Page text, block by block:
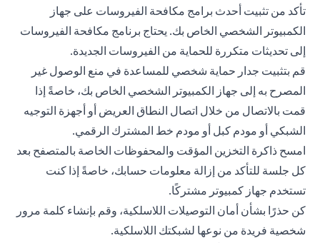
تأكد من تثبيت أحدث برامج مكافحة الفيروسات على جهاز
الكمبيوتر الشخصي الخاص بك. يحتاج برنامج مكافحة الفيروسات
إلى تحديثات متكررة للحماية من الفيروسات الجديدة.
قم بتثبيت جدار حماية شخصي للمساعدة في منع الوصول غير
المصرح به إلى جهاز الكمبيوتر الشخصي الخاص بك، خاصةً إذا
قمت بالاتصال من خلال اتصال النطاق العريض أو أجهزة التوجيه
الشبكي أو مودم كبل أو مودم خط المشترك الرقمي.
امسح ذاكرة التخزين المؤقت والمحفوظات الخاصة بالمتصفح بعد
كل جلسة للتأكد من إزالة معلومات حسابك، خاصةً إذا كنت
تستخدم جهاز كمبيوتر مشتركًا.
كن حذرًا بشأن أمان التوصيلات اللاسلكية، وقم بإنشاء كلمة مرور
شخصية فريدة من نوعها لشبكتك اللاسلكية.